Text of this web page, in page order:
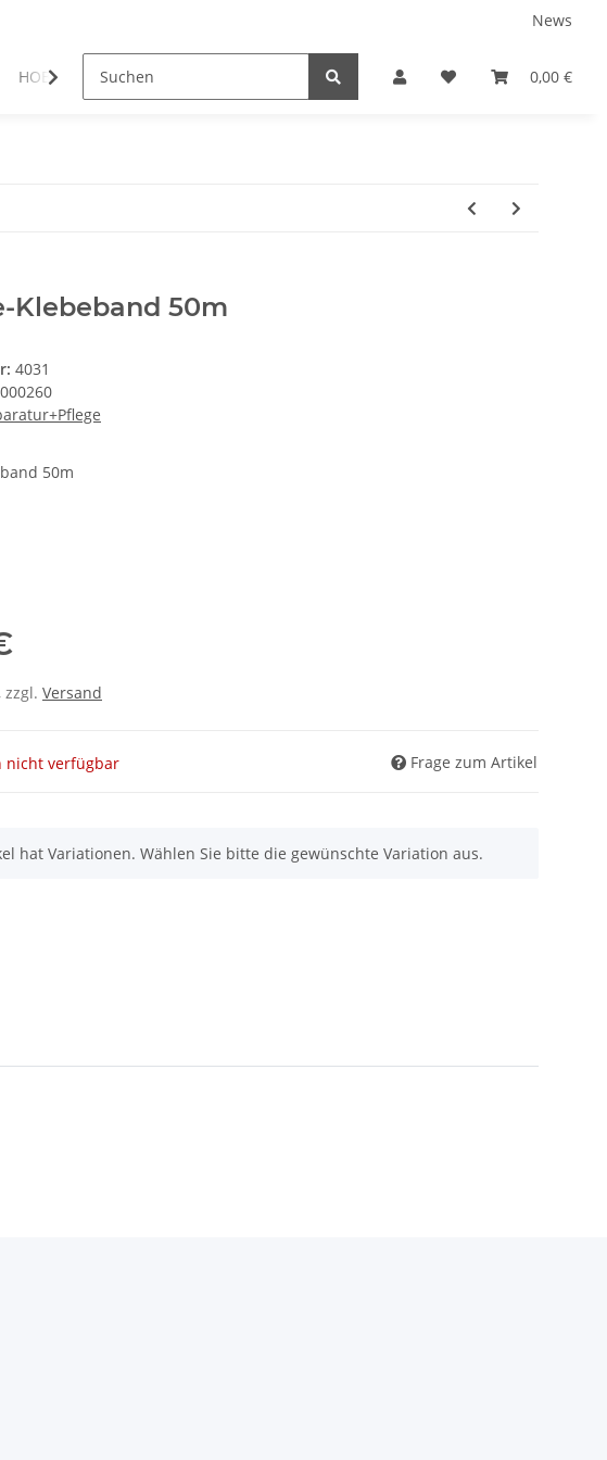
News
0,00 €
HOBIE-ERSATZTEILE GEBRAUCHT
Klebeband 50m
4031
50m
zzgl. Versand
nicht verfügbar Frage zum Artikel
hat Variationen. Wählen Sie bitte die gewünschte Variation aus.